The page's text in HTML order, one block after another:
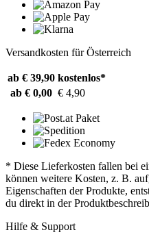
Versandkosten für Österreich
ab € 39,90 kostenlos*
ab € 0,00 € 4,90
* Diese Lieferkosten fallen bei
können weitere Kosten, z. B.
Eigenschaften der Produkte,
du direkt in der
Hilfe & Support